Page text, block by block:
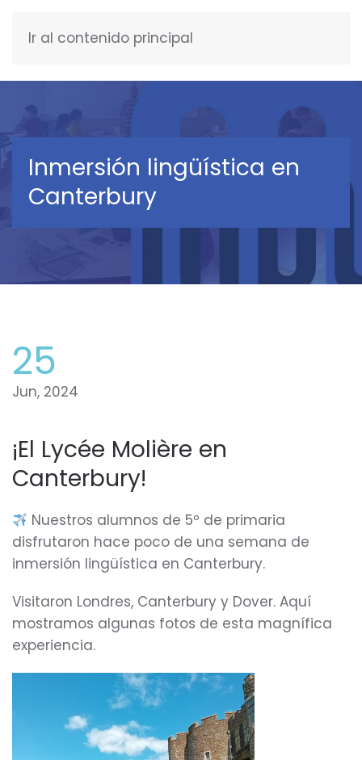
Ir al contenido principal
Inmersión lingüística en
Canterbury
25
Jun, 2024
¡El Lycée Molière en
Canterbury!
Nuestros alumnos de 5º de primaria
disfrutaron hace poco de una semana de
inmersión lingüística en Canterbury.
Visitaron Londres, Canterbury y Dover. Aquí
mostramos algunas fotos de esta magnífica
experiencia.